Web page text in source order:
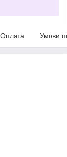
Оплата Умови